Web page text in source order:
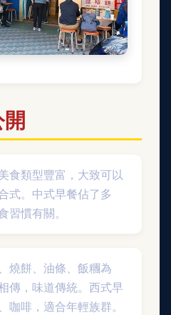
食類型豐富，大致可以
式。中式早餐佔了多
習慣有關。
燒餅、油條、飯糰為
傳，味道傳統。西式早
咖啡，適合年輕族群。